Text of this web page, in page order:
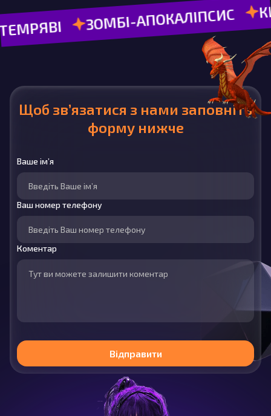
ЗОМБІ-АПОКАЛІПСИС КВЕСТИ
Щоб зв’язатися з нами заповніть
форму нижче
Ваше ім’я
Ваш номер телефону
Коментар
Відправити